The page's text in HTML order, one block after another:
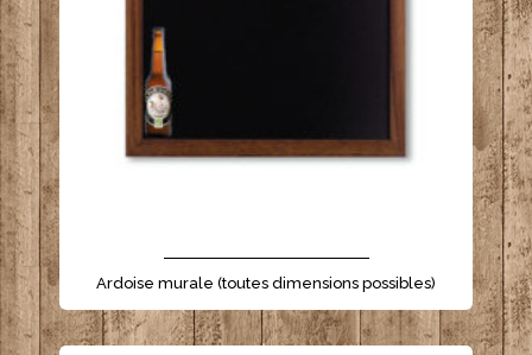
- - - - - - - - - - - - - - - - - - - - - -
Ardoise murale (toutes dimensions possibles)